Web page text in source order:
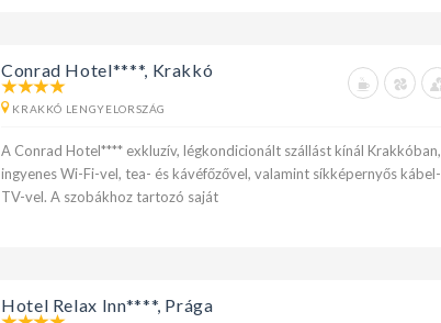
Conrad Hotel****, Krakkó
KRAKKÓ LENGYELORSZÁG
A Conrad Hotel**** exkluzív, légkondicionált szállást kínál Krakkóban,
ingyenes Wi-Fi-vel, tea- és kávéfőzővel, valamint síkképernyős kábel-
TV-vel. A szobákhoz tartozó saját
Hotel Relax Inn****, Prága